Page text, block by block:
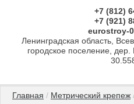
+7 (812)
+7 (921)
eurostroy-
Ленинградская область,
городское поселение, дер.
Главная / Метрический крепеж